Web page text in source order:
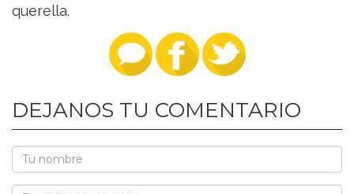
querella.
DEJANOS TU COMENTARIO